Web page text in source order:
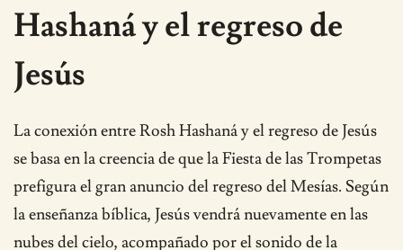
Hashaná y el regreso de
Jesús
La conexión entre Rosh Hashaná y el regreso de Jesús
se basa en la creencia de que la Fiesta de las Trompetas
prefigura el gran anuncio del regreso del Mesías. Según
la enseñanza bíblica, Jesús vendrá nuevamente en las
nubes del cielo, acompañado por el sonido de la